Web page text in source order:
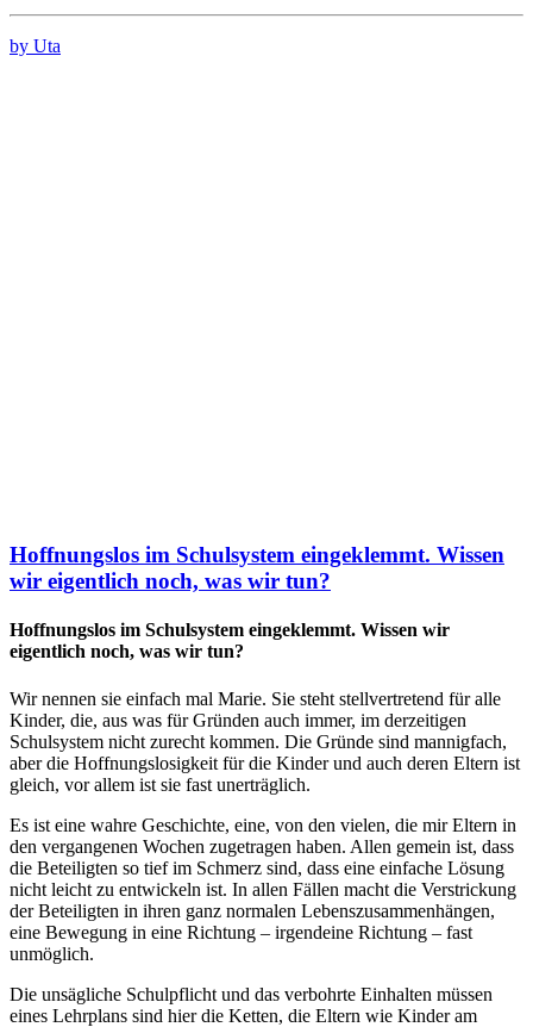
by Uta
Hoffnungslos im Schulsystem eingeklemmt. Wissen
wir eigentlich noch, was wir tun?
Hoffnungslos im Schulsystem eingeklemmt. Wissen wir
eigentlich noch, was wir tun?
Wir nennen sie einfach mal Marie. Sie steht stellvertretend für alle
Kinder, die, aus was für Gründen auch immer, im derzeitigen
Schulsystem nicht zurecht kommen. Die Gründe sind mannigfach,
aber die Hoffnungslosigkeit für die Kinder und auch deren Eltern ist
gleich, vor allem ist sie fast unerträglich.
Es ist eine wahre Geschichte, eine, von den vielen, die mir Eltern in
den vergangenen Wochen zugetragen haben. Allen gemein ist, dass
die Beteiligten so tief im Schmerz sind, dass eine einfache Lösung
nicht leicht zu entwickeln ist. In allen Fällen macht die Verstrickung
der Beteiligten in ihren ganz normalen Lebenszusammenhängen,
eine Bewegung in eine Richtung – irgendeine Richtung – fast
unmöglich.
Die unsägliche Schulpflicht und das verbohrte Einhalten müssen
eines Lehrplans sind hier die Ketten, die Eltern wie Kinder am